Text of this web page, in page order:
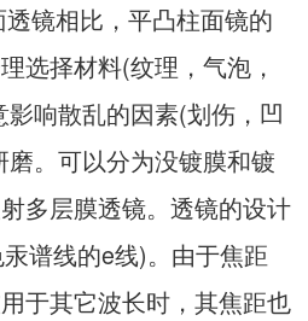
镜相比，平凸柱面镜的
选择材料(纹理，气泡，
响散乱的因素(划伤，凹
。可以分为没镀膜和镀
多层膜透镜。透镜的设计
谱线的e线)。由于焦距
于其它波长时，其焦距也